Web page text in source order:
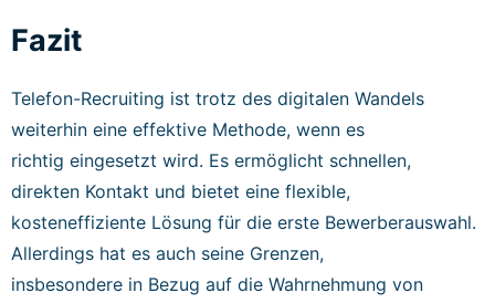
Fazit
Telefon-Recruiting ist trotz des digitalen Wandels
weiterhin eine effektive Methode, wenn es
richtig eingesetzt wird. Es ermöglicht schnellen,
direkten Kontakt und bietet eine flexible,
kosteneffiziente Lösung für die erste Bewerberauswahl.
Allerdings hat es auch seine Grenzen,
insbesondere in Bezug auf die Wahrnehmung von